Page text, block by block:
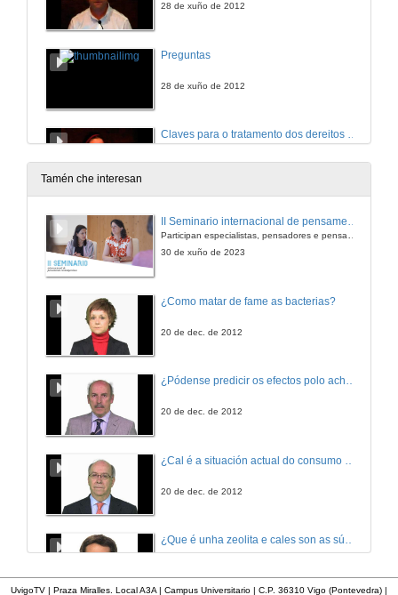
28 de xuño de 2012
Preguntas
28 de xuño de 2012
Claves para o tratamento dos dereitos humanos como unha competencia transversal, e como materia específica nos plans de estudos baixo os criterios do EEES
28 de xuño de 2012
Preguntas
Tamén che interesan
II Seminario internacional de pensamento contemporáneo. Pensar o Antropoceno
30 de xuño de 2023
¿Como matar de fame as bacterias?
20 de dec. de 2012
¿Pódense predicir os efectos polo achegamento á Terra dos asteroides?
20 de dec. de 2012
20 de dec. de 2012
¿Que é unha zeolita e cales son as súas aplicacións?
UvigoTV | Praza Miralles. Local A3A | Campus Universitario | C.P. 36310 Vigo (Pontevedra) |